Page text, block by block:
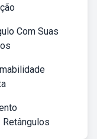
Com Suas